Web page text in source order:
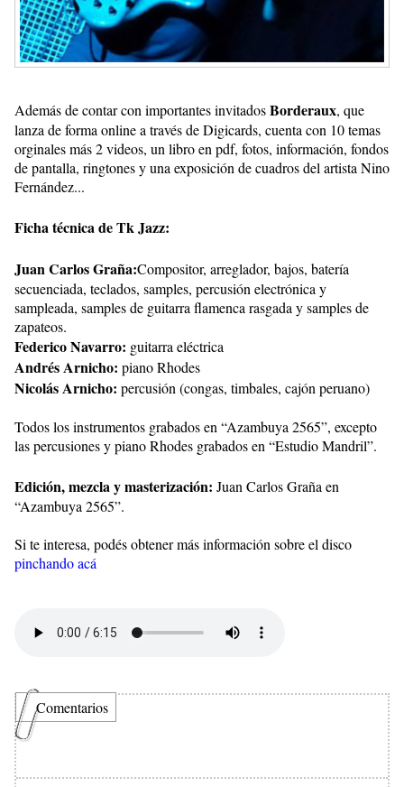
Además de contar con importantes invitadosBorderaux, que
lanza de forma online a través de Digicards, cuenta con 10 temas
orginales más 2 videos, un libro en pdf, fotos, información, fondos
de pantalla, ringtones y una exposición de cuadros del artista Nino
Fernández...
Ficha técnica de Tk Jazz:
Juan Carlos Graña:Compositor, arreglador, bajos, batería
secuenciada, teclados, samples, percusión electrónica y
sampleada, samples de guitarra flamenca rasgada y samples de
zapateos.
Federico Navarro: guitarra eléctrica
Andrés Arnicho: piano Rhodes
Nicolás Arnicho: percusión (congas, timbales, cajón peruano)
Todos los instrumentos grabados en “Azambuya 2565”, excepto
las percusiones y piano Rhodes grabados en “Estudio Mandril”.
Edición, mezcla y masterización: Juan Carlos Graña en
“Azambuya 2565”.
Si te interesa, podés obtener más información sobre el disco
pinchando acá
Comentarios